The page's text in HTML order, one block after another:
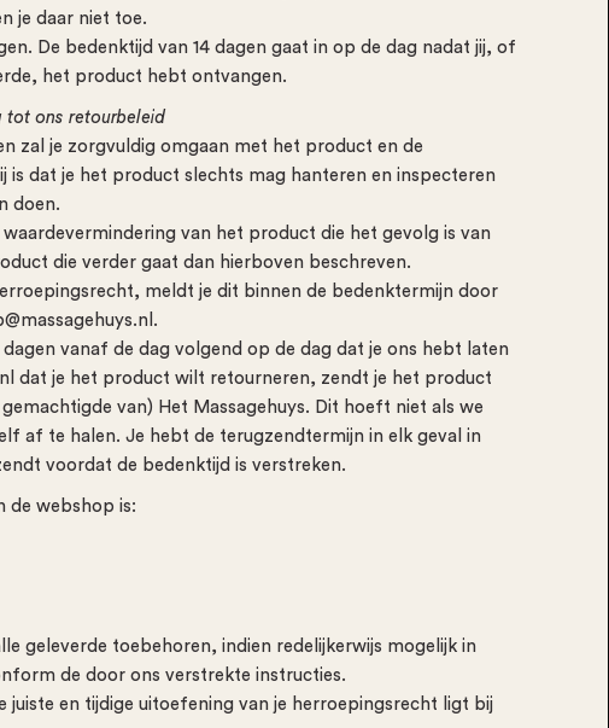
je daar niet toe.
De bedenktijd van 14 dagen gaat in op de dag nadat jij, of
het product hebt ontvangen.
tot ons retourbeleid
zal je zorgvuldig omgaan met het product en de
is dat je het product slechts mag hanteren en inspecteren
doen.
van het product die het gevolg is van
die verder gaat dan hierboven beschreven.
meldt je dit binnen de bedenktermijn door
vanaf de dag volgend op de dag dat je ons hebt laten
dat je het product wilt retourneren, zendt je het product
van) Het Massagehuys. Dit hoeft niet als we
af te halen. Je hebt de terugzendtermijn in elk geval in
voordat de bedenktijd is verstreken.
de webshop is:
geleverde toebehoren, indien redelijkerwijs mogelijk in
de door ons verstrekte instructies.
juiste en tijdige uitoefening van je herroepingsrecht ligt bij